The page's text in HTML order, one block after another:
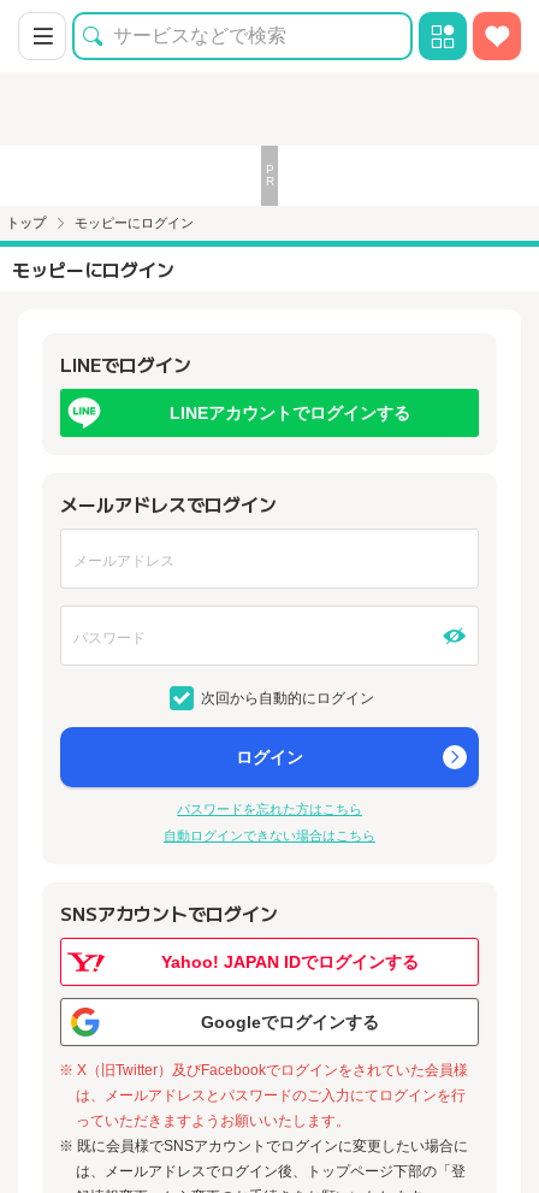
トップ モッピーにログイン
モッピーにログイン
LINEでログイン
LINEアカウントでログインする
メールアドレスでログイン
次回から自動的にログイン
ログイン
パスワードを忘れた方はこちら
自動ログインできない場合はこちら
SNSアカウントでログイン
Yahoo! JAPAN IDでログインする
Googleでログインする
※ X（旧Twitter）及びFacebookでログインをされていた会員様
は、メールアドレスとパスワードのご入力にてログインを行
っていただきますようお願いいたします。
※ 既に会員様でSNSアカウントでログインに変更したい場合に
は、メールアドレスでログイン後、トップページ下部の「登